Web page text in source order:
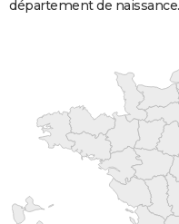
département de naissance.